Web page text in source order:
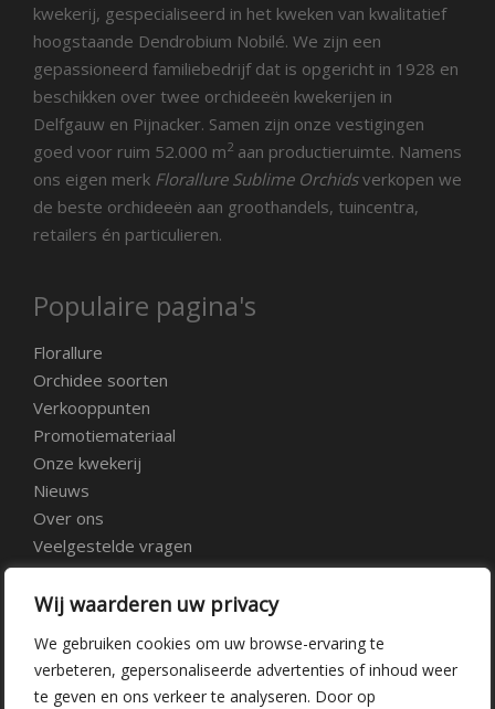
Wij waarderen uw privacy
We gebruiken cookies om uw browse-ervaring te
verbeteren, gepersonaliseerde advertenties of inhoud weer
te geven en ons verkeer te analyseren. Door op
kwekerij, gespecialiseerd in het kweken van kwalitatief
hoogstaande Dendrobium Nobilé. We zijn een
gepassioneerd familiebedrijf dat is opgericht in 1928 en
beschikken over twee orchideeën kwekerijen in
Delfgauw en Pijnacker. Samen zijn onze vestigingen
goed voor ruim 52.000 m2 aan productieruimte. Namens
ons eigen merk Florallure Sublime Orchidsverkopen we
de beste orchideeën aan groothandels, tuincentra,
retailers én particulieren.
Populaire pagina's
Florallure
Orchidee soorten
Verkooppunten
Promotiemateriaal
Onze kwekerij
Nieuws
Over ons
Veelgestelde vragen
Vacatures
Contact
Kwekerij Delfgauw